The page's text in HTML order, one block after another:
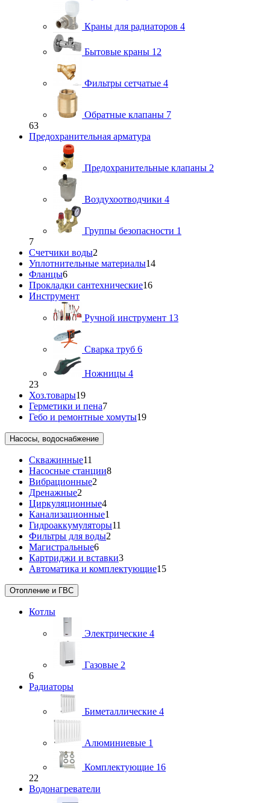
Краны для радиаторов 4
Бытовые краны 12
Фильтры сетчатые 4
Обратные клапаны 7
63
Предохранительная арматура
Предохранительные клапаны 2
Воздухоотводчики 4
Группы безопасности 1
7
Счетчики воды2
Уплотнительные материалы14
Фланцы6
Прокладки сантехнические16
Инструмент
Ручной инструмент 13
Сварка труб 6
Ножницы 4
23
Хоз.товары19
Герметики и пена7
Гебо и ремонтные хомуты19
Насосы, водоснабжение
Скважинные11
Насосные станции8
Вибрационные2
Дренажные2
Циркуляционные4
Канализационные1
Гидроаккумуляторы11
Фильтры для воды2
Магистральные6
Картриджи и вставки3
Автоматика и комплектующие15
Отопление и ГВС
Котлы
Электрические 4
Газовые 2
6
Радиаторы
Биметаллические 4
Алюминиевые 1
Комплектующие 16
22
Водонагреватели